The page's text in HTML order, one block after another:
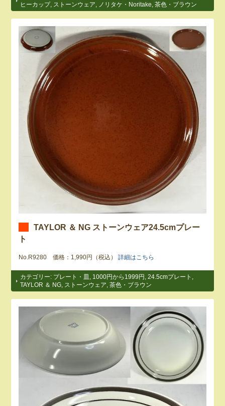
ヒーカップ, ストーンウェア ノリタケ・Noritake ,茶色・ブラウン
TAYLOR ＆ NG ストーンウェア24.5cmプレー
ト
No.R9280 価格：1,990円（税込）詳細はこちら
カテゴリー: プレート・皿 1000円から1999円 ,24.5cmプレート
TAYLOR ＆ NG
ストーンウェア ,茶色・ブラウン